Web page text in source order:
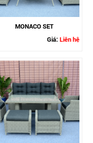
MONACO SET
Giá:Liên hệ